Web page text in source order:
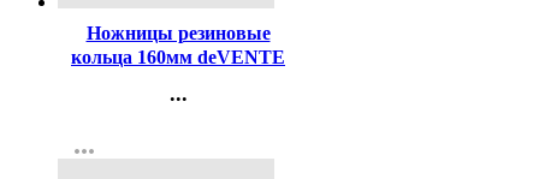
Ножницы резиновые
кольца 160мм deVENTE
...
Регистрация
more_horiz